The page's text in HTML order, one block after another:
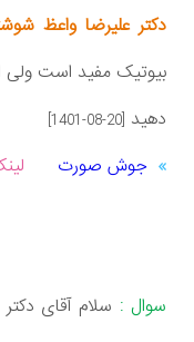
دکتر علیرضا واعظ
بیوتیک مفید است ولی
دهید [1401-08-20]
جوش صورت
سوال : سلام آقای